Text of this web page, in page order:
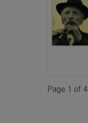
Page 1 of 4